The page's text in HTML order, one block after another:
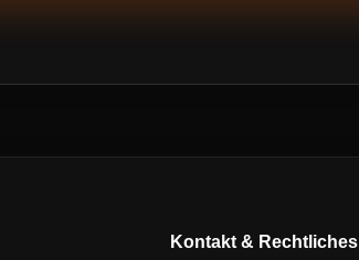
Kontakt & Rechtliches